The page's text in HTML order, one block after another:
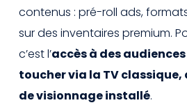
contenus : pré-roll ads,
sur des inventaires premium.
c’est l’accès à des
toucher via la TV
de visionnage installé.